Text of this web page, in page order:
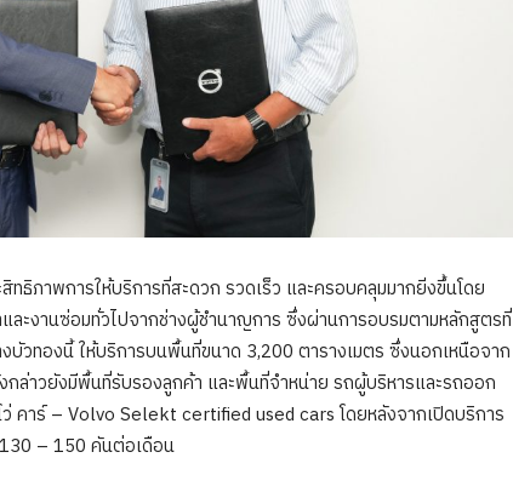
ธิภาพการให้บริการที่สะดวก รวดเร็ว และครอบคลุมมากยิ่งขึ้นโดย
ละงานซ่อมทั่วไปจากช่างผู้ชำนาญการ ซึ่งผ่านการอบรมตามหลักสูตรที่
บัวทองนี้ ให้บริการบนพื้นที่ขนาด 3,200 ตารางเมตร ซึ่งนอกเหนือจาก
ล่าวยังมีพื้นที่รับรองลูกค้า และพื้นที่จำหน่าย รถผู้บริหารและรถออก
คาร์ – Volvo Selekt certified used cars โดยหลังจากเปิดบริการ
– 150 คันต่อเดือน